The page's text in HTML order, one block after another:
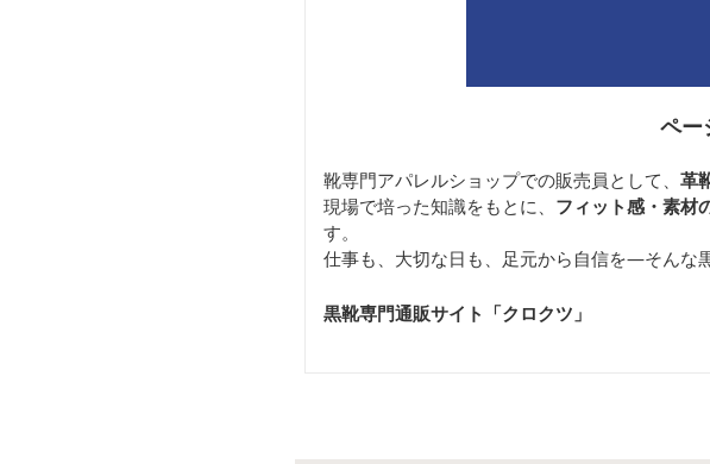
ペ
靴専門アパレルショップでの販売員として、 革
現場で培った知識をもとに、 フィット感・素材
す。
仕事も、大切な日も、足元から自信を—そんな
黒靴専門通販サイト「クロクツ 」